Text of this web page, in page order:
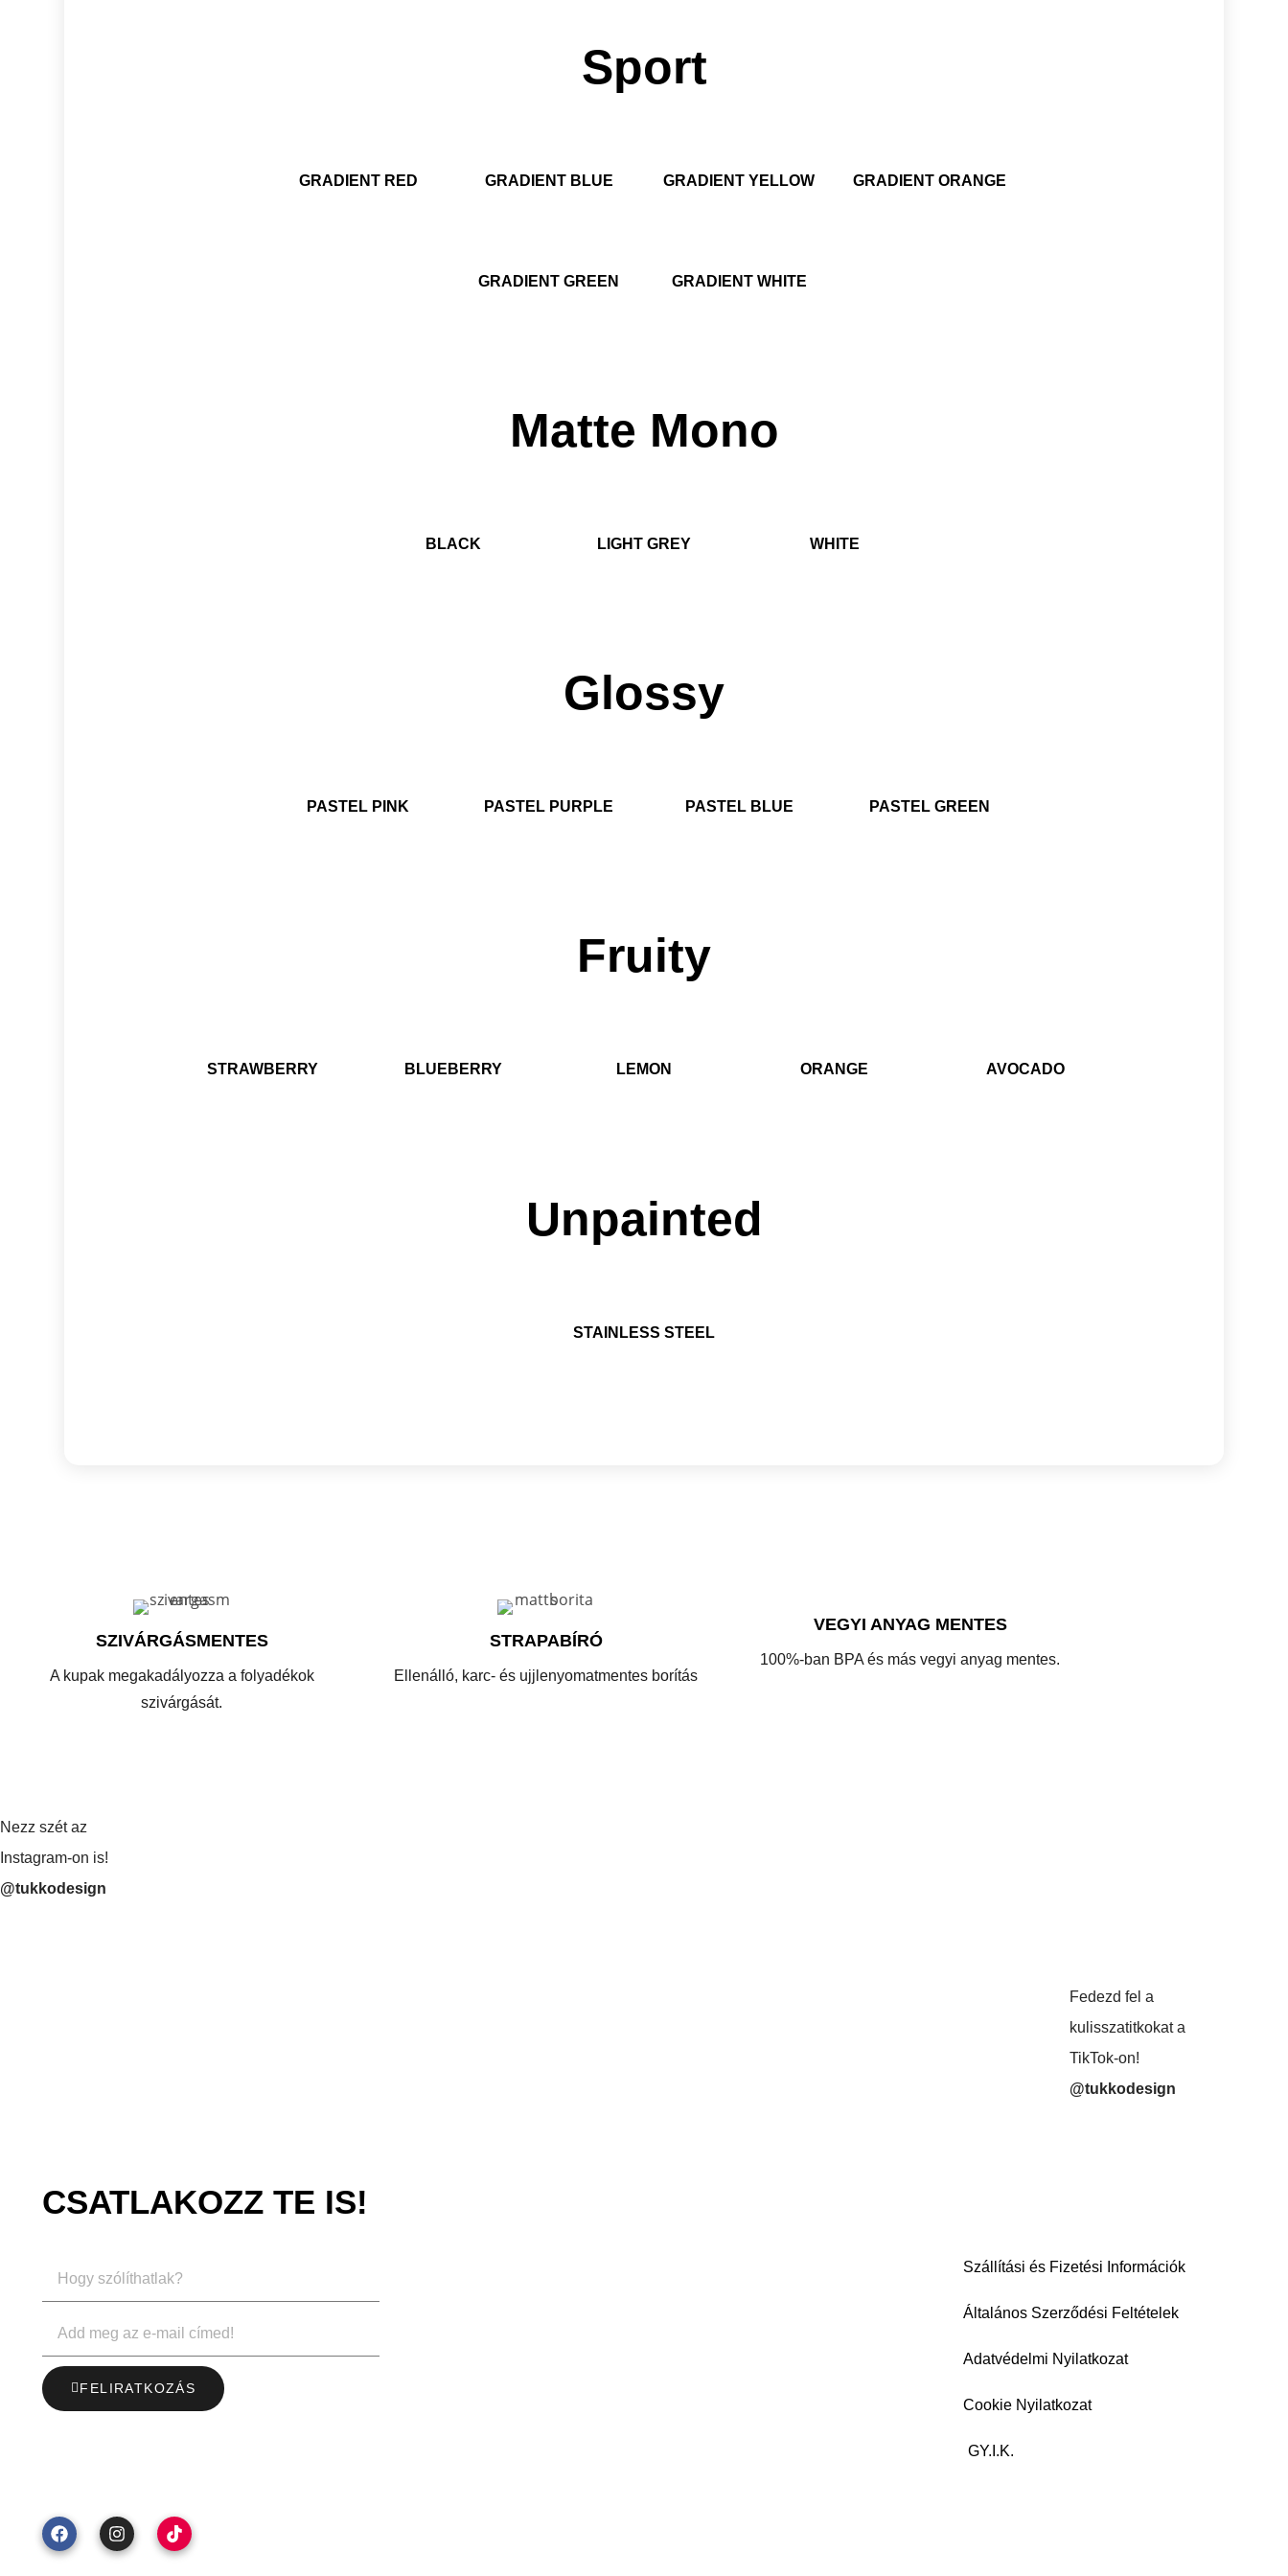
Sport
GRADIENT RED GRADIENT BLUE GRADIENT YELLOW GRADIENT ORANGE
GRADIENT GREEN GRADIENT WHITE
Matte Mono
BLACK LIGHT GREY WHITE
Glossy
PASTEL PINK PASTEL PURPLE PASTEL BLUE PASTEL GREEN
Fruity
STRAWBERRY BLUEBERRY LEMON ORANGE AVOCADO
Unpainted
STAINLESS STEEL
SZIVÁRGÁSMENTES
A kupak megakadályozza a folyadékok
szivárgását.
STRAPABÍRÓ
Ellenálló, karc- és ujjlenyomatmentes borítás
VEGYI ANYAG MENTES
100%-ban BPA és más vegyi anyag mentes.
Nezz szét az
Instagram-on is!
@tukkodesign
Fedezd fel a
kulisszatitkokat a
TikTok-on!
@tukkodesign
CSATLAKOZZ TE IS!
FELIRATKOZÁS
Szállítási és Fizetési Információk
Általános Szerződési Feltételek
Adatvédelmi Nyilatkozat
Cookie Nyilatkozat
GY.I.K.